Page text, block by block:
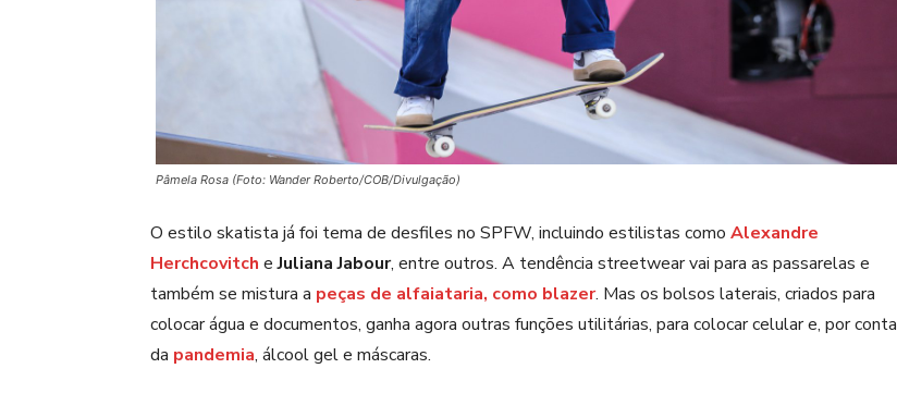
Pâmela Rosa (Foto: Wander Roberto/COB/Divulgação)
O estilo skatista já foi tema de desfiles no SPFW, incluindo estilistas como Alexandre
Herchcovitch eJuliana Jabour, entre outros. A tendência streetwear vai para as passarelas e
também se mistura a peças de alfaiataria, como blazer. Mas os bolsos laterais, criados para
colocar água e documentos, ganha agora outras funções utilitárias, para colocar celular e, por conta
da pandemia, álcool gel e máscaras.